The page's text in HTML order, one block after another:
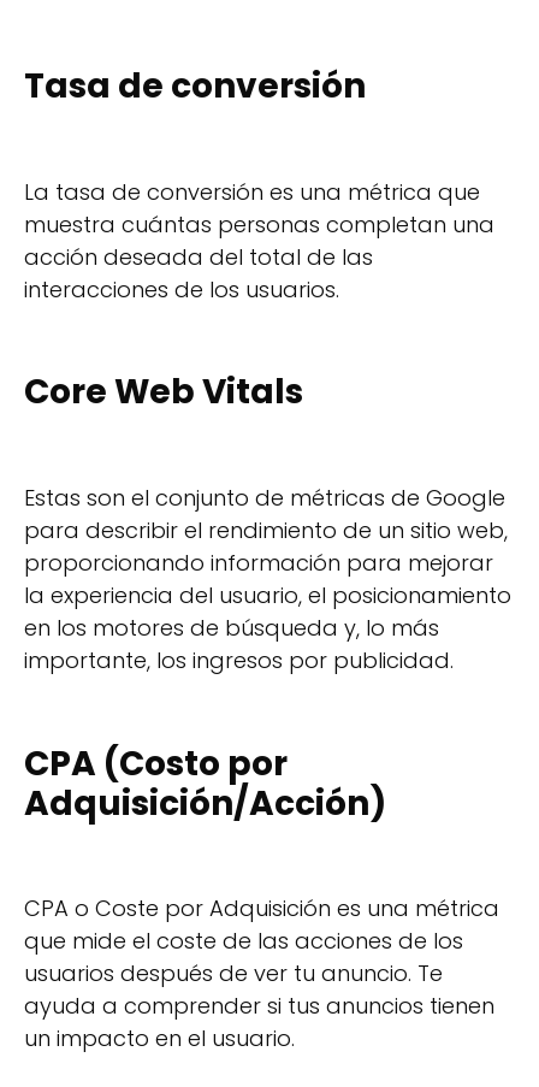
Tasa de conversión
La tasa de conversión es una métrica que
muestra cuántas personas completan una
acción deseada del total de las
interacciones de los usuarios.
Core Web Vitals
Estas son el conjunto de métricas de Google
para describir el rendimiento de un sitio web,
proporcionando información para mejorar
la experiencia del usuario, el posicionamiento
en los motores de búsqueda y, lo más
importante, los ingresos por publicidad.
CPA (Costo por
Adquisición/Acción)
CPA o Coste por Adquisición es una métrica
que mide el coste de las acciones de los
usuarios después de ver tu anuncio. Te
ayuda a comprender si tus anuncios tienen
un impacto en el usuario.